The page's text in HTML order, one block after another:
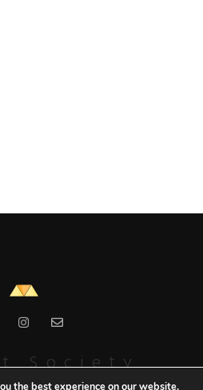
Society
the best experience on our website.